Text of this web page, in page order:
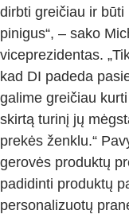
dirbti greičiau ir
pinigus“, – sako
viceprezidentas.
kad DI padeda
galime greičiau
skirtą turinį jų
prekės ženklu.“
gerovės produktų
padidinti produktų
personalizuotų